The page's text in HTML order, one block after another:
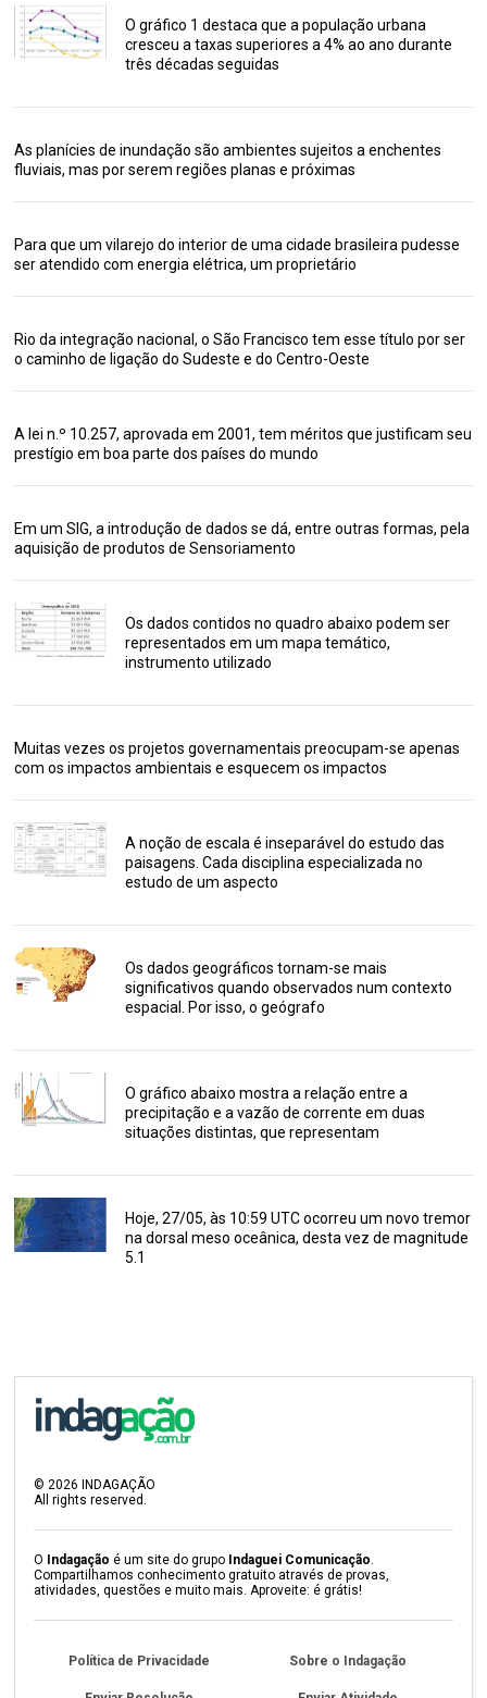
O gráfico 1 destaca que a população urbana
cresceu a taxas superiores a 4% ao ano durante
três décadas seguidas
As planícies de inundação são ambientes sujeitos a enchentes
fluviais, mas por serem regiões planas e próximas
Para que um vilarejo do interior de uma cidade brasileira pudesse
ser atendido com energia elétrica, um proprietário
Rio da integração nacional, o São Francisco tem esse título por ser
o caminho de ligação do Sudeste e do Centro-Oeste
A lei n.º 10.257, aprovada em 2001, tem méritos que justificam seu
prestígio em boa parte dos países do mundo
Em um SIG, a introdução de dados se dá, entre outras formas, pela
aquisição de produtos de Sensoriamento
Os dados contidos no quadro abaixo podem ser
representados em um mapa temático,
instrumento utilizado
Muitas vezes os projetos governamentais preocupam-se apenas
com os impactos ambientais e esquecem os impactos
A noção de escala é inseparável do estudo das
paisagens. Cada disciplina especializada no
estudo de um aspecto
Os dados geográficos tornam-se mais
significativos quando observados num contexto
espacial. Por isso, o geógrafo
O gráfico abaixo mostra a relação entre a
precipitação e a vazão de corrente em duas
situações distintas, que representam
Hoje, 27/05, às 10:59 UTC ocorreu um novo tremor
na dorsal meso oceânica, desta vez de magnitude
5.1
©2026 INDAGAÇÃO
All rights reserved.
O Indagação é um site do grupo Indaguei Comunicação.
Compartilhamos conhecimento gratuito através de provas,
atividades, questões e muito mais. Aproveite: é grátis!
Política de Privacidade Sobre o Indagação